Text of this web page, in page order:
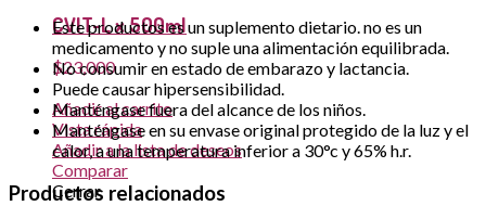
CVIT-L x 500ml
$23,000
Añadir al carrito
Vista rápida
Añadir a la lista de deseos
Comparar
Cerrar
Este productos es un suplemento dietario. no es un
medicamento y no suple una alimentación equilibrada.
No consumir en estado de embarazo y lactancia.
Puede causar hipersensibilidad.
Manténgase fuera del alcance de los niños.
Manténgase en su envase original protegido de la luz y el
calor, a una temperatura inferior a 30°c y 65% h.r.
Productos relacionados